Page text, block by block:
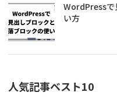
WordPressで
い方
人気記事ベスト10